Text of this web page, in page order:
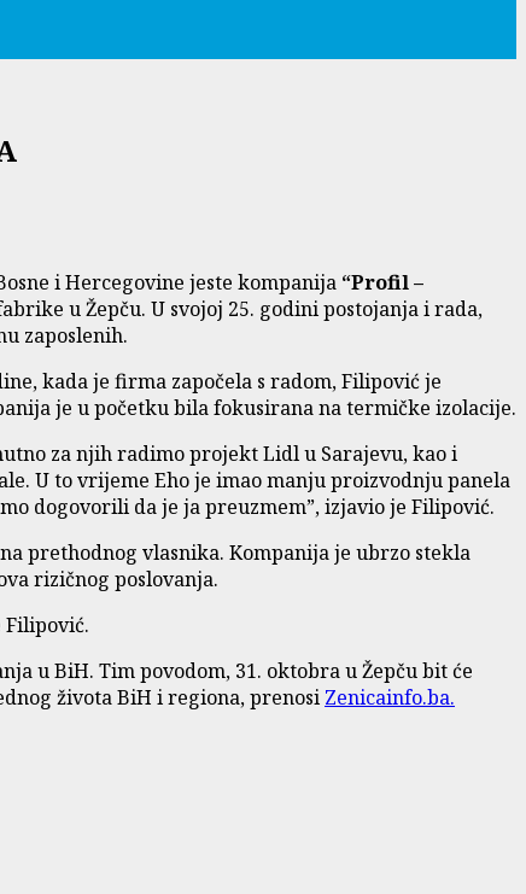
i Hercegovine jeste kompanija “Profil –
u Žepču. U svojoj 25. godini postojanja i rada,
zaposlenih.
kada je firma započela s radom, Filipović je
je u početku bila fokusirana na termičke izolacije.
za njih radimo projekt Lidl u Sarajevu, kao i
U to vrijeme Eho je imao manju proizvodnju panela
dogovorili da je ja preuzmem”, izjavio je Filipović.
prethodnog vlasnika. Kompanija je ubrzo stekla
rizičnog poslovanja.
Filipović.
u BiH. Tim povodom, 31. oktobra u Žepču bit će
života BiH i regiona, prenosi Zenicainfo.ba.